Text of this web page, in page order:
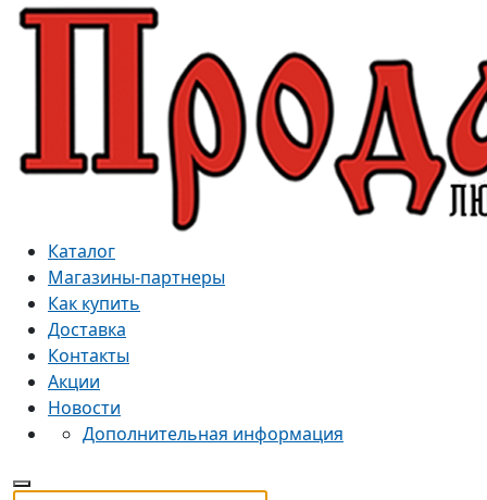
Каталог
Магазины-партнеры
Как купить
Доставка
Контакты
Акции
Новости
Дополнительная информация